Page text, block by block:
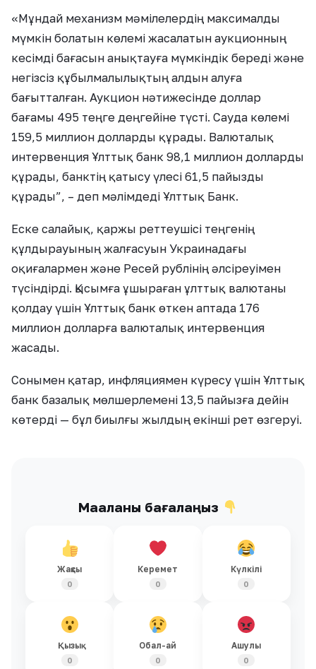
«Мұндай механизм мәмілелердің максималды
мүмкін болатын көлемі жасалатын аукционның
кесімді бағасын анықтауға мүмкіндік береді және
негізсіз құбылмалылықтың алдын алуға
бағытталған. Аукцион нәтижесінде доллар
бағамы 495 теңге деңгейіне түсті. Сауда көлемі
159,5 миллион долларды құрады. Валюталық
интервенция Ұлттық банк 98,1 миллион долларды
құрады, банктің қатысу үлесі 61,5 пайызды
құрады”, – деп мәлімдеді Ұлттық Банк.
Еске салайық, қаржы реттеушісі теңгенің
құлдырауының жалғасуын Украинадағы
оқиғалармен және Ресей рублінің әлсіреуімен
түсіндірді. Қысымға ұшыраған ұлттық валютаны
қолдау үшін Ұлттық банк өткен аптада 176
миллион долларға валюталық интервенция
жасады.
Сонымен қатар, инфляциямен күресу үшін Ұлттық
банк базалық мөлшерлемені 13,5 пайызға дейін
көтерді — бұл биылғы жылдың екінші рет өзгеруі.
Мақаланы бағалаңыз
Жақсы
0
Керемет
0
Күлкілі
0
Қызық
0
Обал-ай
0
Ашулы
0